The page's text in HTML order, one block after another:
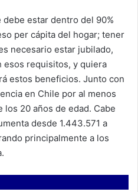
estar dentro del 90%
per cápita del hogar; tener
necesario estar jubilado,
esos requisitos, y quiera
estos beneficios. Junto con
en Chile por al menos
20 años de edad. Cabe
desde 1.443.571 a
principalmente a los